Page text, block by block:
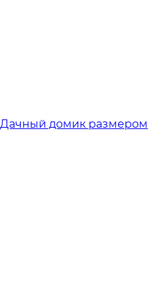
Дачный домик размером